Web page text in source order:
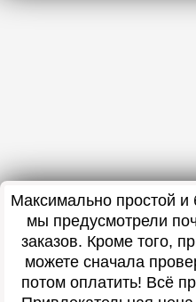
Максимально простой
мы предусмотрели
заказов. Кроме того,
можете сначала
потом оплатить! Всё